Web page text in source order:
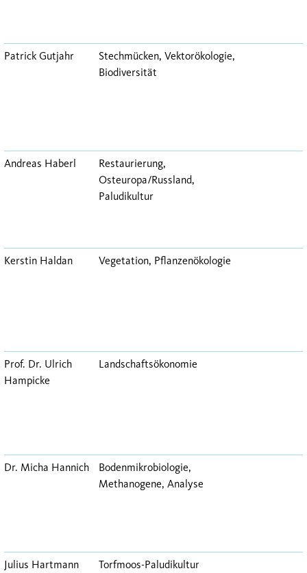
Patrick Gutjahr
Stechmücken, Vektorökologie,
Biodiversität
Andreas Haberl
Restaurierung,
Osteuropa/Russland,
Paludikultur
Kerstin Haldan Vegetation, Pflanzenökologie
Prof. Dr. Ulrich
Hampicke
Landschaftsökonomie
Dr. Micha Hannich
Bodenmikrobiologie,
Methanogene, Analyse
Julius Hartmann Torfmoos-Paludikultur